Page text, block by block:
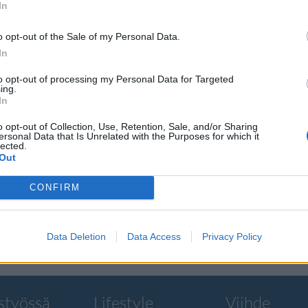
opt-out of the Sale of my Personal Data.
opt-out of processing my Personal Data for Targeted
opt-out of Collection, Use, Retention, Sale, and/or Sharing
Data that Is Unrelated with the Purposes for which it
CONFIRM
Data Deletion Data Access Privacy Policy
Eric ”Lakko”
Lifestyle Viihde